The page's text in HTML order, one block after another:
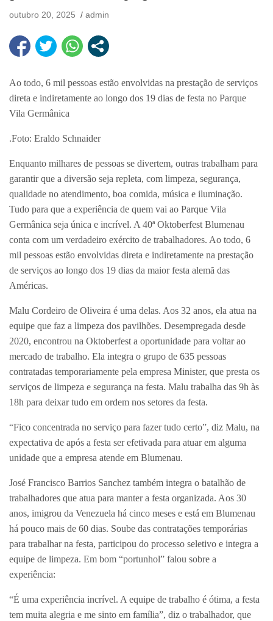
outubro 20, 2025 admin
Ao todo, 6 mil pessoas estão envolvidas na prestação de serviços
direta e indiretamente ao longo dos 19 dias de festa no Parque
Vila Germânica
.Foto: Eraldo Schnaider
Enquanto milhares de pessoas se divertem, outras trabalham para
garantir que a diversão seja repleta, com limpeza, segurança,
qualidade no atendimento, boa comida, música e iluminação.
Tudo para que a experiência de quem vai ao Parque Vila
Germânica seja única e incrível. A 40ª Oktoberfest Blumenau
conta com um verdadeiro exército de trabalhadores. Ao todo, 6
mil pessoas estão envolvidas direta e indiretamente na prestação
de serviços ao longo dos 19 dias da maior festa alemã das
Américas.
Malu Cordeiro de Oliveira é uma delas. Aos 32 anos, ela atua na
equipe que faz a limpeza dos pavilhões. Desempregada desde
2020, encontrou na Oktoberfest a oportunidade para voltar ao
mercado de trabalho. Ela integra o grupo de 635 pessoas
contratadas temporariamente pela empresa Minister, que presta os
serviços de limpeza e segurança na festa. Malu trabalha das 9h às
18h para deixar tudo em ordem nos setores da festa.
“Fico concentrada no serviço para fazer tudo certo”, diz Malu, na
expectativa de após a festa ser efetivada para atuar em alguma
unidade que a empresa atende em Blumenau.
José Francisco Barrios Sanchez também integra o batalhão de
trabalhadores que atua para manter a festa organizada. Aos 30
anos, imigrou da Venezuela há cinco meses e está em Blumenau
há pouco mais de 60 dias. Soube das contratações temporárias
para trabalhar na festa, participou do processo seletivo e integra a
equipe de limpeza. Em bom “portunhol” falou sobre a
experiência:
“É uma experiência incrível. A equipe de trabalho é ótima, a festa
tem muita alegria e me sinto em família”, diz o trabalhador, que